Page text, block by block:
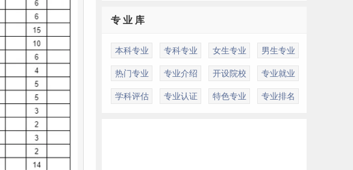
专 业 库
本科专业 专科专业 女生专业 男生专业
热门专业 专业介绍 开设院校 专业就业
学科评估 专业认证 特色专业 专业排名